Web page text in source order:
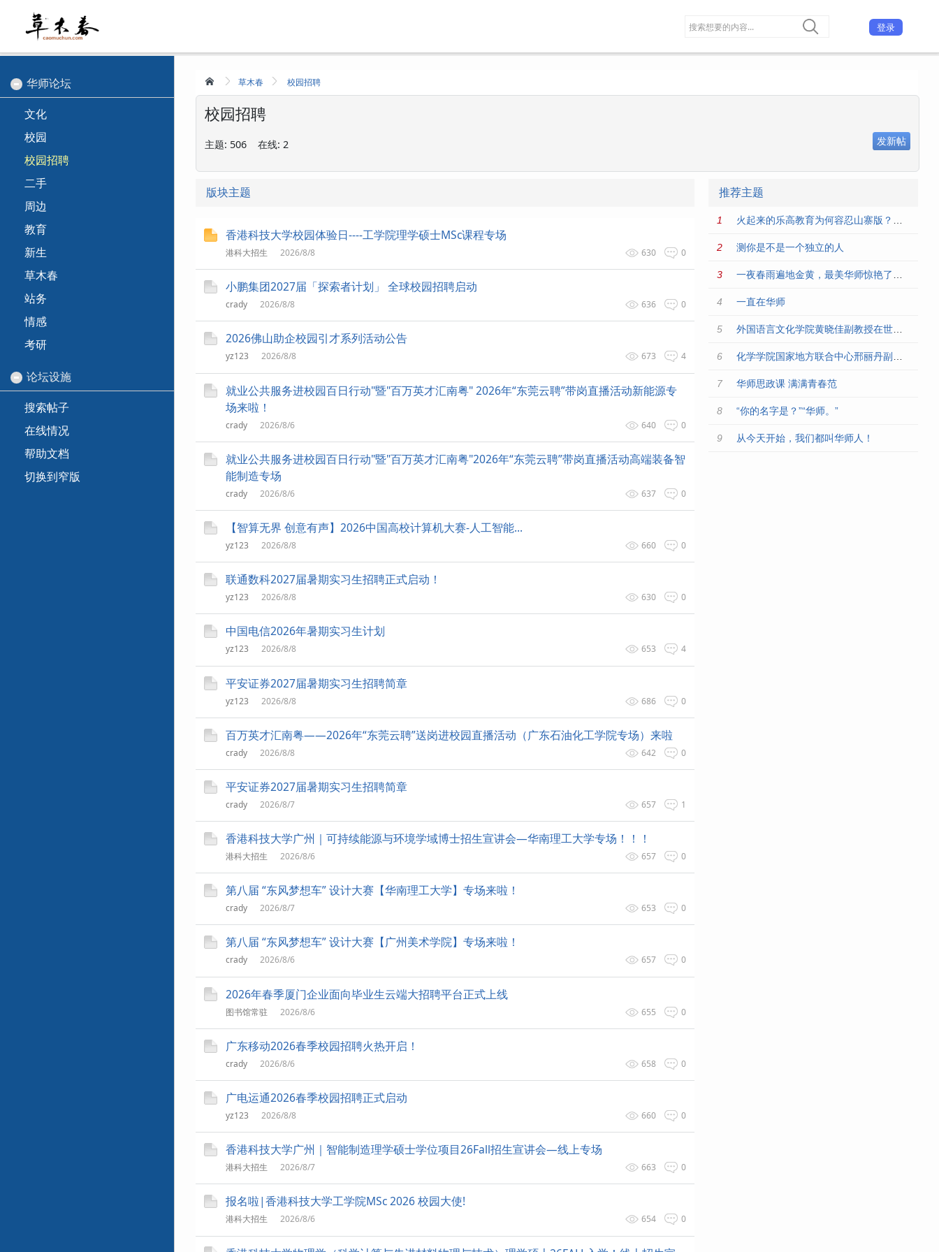
登录
华师论坛
文化
校园
校园招聘
二手
周边
教育
新生
草木春
站务
情感
考研
论坛设施
搜索帖子
在线情况
帮助文档
切换到窄版
草木春 校园招聘
校园招聘
主题: 506 在线: 2 发新帖
版块主题
香港科技大学校园体验日----工学院理学硕士MSc课程专场
0
630
港科大招生 2026/8/8
小鹏集团2027届「探索者计划」 全球校园招聘启动
0
636
crady 2026/8/8
2026佛山助企校园引才系列活动公告
4
673
yz123 2026/8/8
就业公共服务进校园百日行动"暨"百万英才汇南粤" 2026年“东莞云聘”带岗直播活动新能源专
场来啦！
0
640
crady 2026/8/6
就业公共服务进校园百日行动"暨"百万英才汇南粤"2026年“东莞云聘”带岗直播活动高端装备智
能制造专场
0
637
crady 2026/8/6
【智算无界 创意有声】2026中国高校计算机大赛-人工智能...
0
660
yz123 2026/8/8
联通数科2027届暑期实习生招聘正式启动！
0
630
yz123 2026/8/8
中国电信2026年暑期实习生计划
4
653
yz123 2026/8/8
平安证券2027届暑期实习生招聘简章
0
686
yz123 2026/8/8
百万英才汇南粤——2026年“东莞云聘”送岗进校园直播活动（广东石油化工学院专场）来啦
0
642
crady 2026/8/8
平安证券2027届暑期实习生招聘简章
1
657
crady 2026/8/7
香港科技大学广州｜可持续能源与环境学域博士招生宣讲会—华南理工大学专场！！！
0
657
港科大招生 2026/8/6
第八届 “东风梦想车” 设计大赛【华南理工大学】专场来啦！
0
653
crady 2026/8/7
第八届 “东风梦想车” 设计大赛【广州美术学院】专场来啦！
0
657
crady 2026/8/6
2026年春季厦门企业面向毕业生云端大招聘平台正式上线
0
655
图书馆常驻 2026/8/6
广东移动2026春季校园招聘火热开启！
0
658
crady 2026/8/6
广电运通2026春季校园招聘正式启动
0
660
yz123 2026/8/8
香港科技大学广州｜智能制造理学硕士学位项目26Fall招生宣讲会—线上专场
0
663
港科大招生 2026/8/7
报名啦|香港科技大学工学院MSc 2026 校园大使!
0
654
港科大招生 2026/8/6
推荐主题
测你是不是一个独立的人
一直在华师
华师思政课 满满青春范
“你的名字是？”“华师。”
从今天开始，我们都叫华师人！